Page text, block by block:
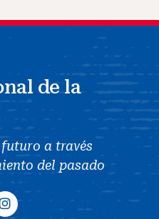
de la
a través
del pasado